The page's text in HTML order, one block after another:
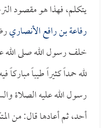
يتكلم، فهذا هو مقصود
رفاعة بن رافع الأنصاري
خلف رسول الله صلى
لله حمداً كثيراً طيباً
رسول الله عليه الصلاة
أحد، ثم أعادها قال: من